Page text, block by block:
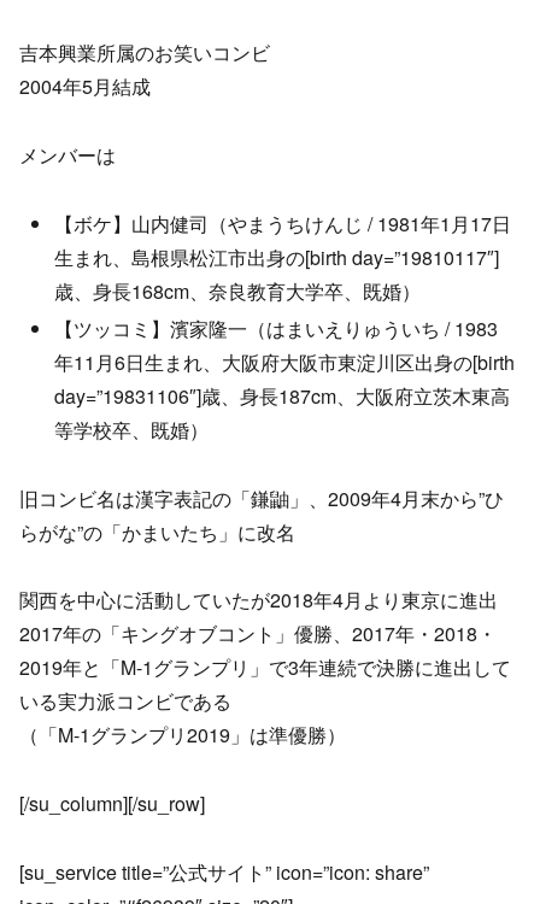
吉本興業所属のお笑いコンビ
2004年5月結成
メンバーは
【ボケ】山内健司（やまうちけんじ / 1981年1月17日
生まれ、島根県松江市出身の[birth day=”19810117″]
歳、身長168cm、奈良教育大学卒、既婚）
【ツッコミ】濱家隆一（はまいえりゅういち / 1983
年11月6日生まれ、大阪府大阪市東淀川区出身の[birth
day=”19831106″]歳、身長187cm、大阪府立茨木東高
等学校卒、既婚）
旧コンビ名は漢字表記の「鎌鼬」、2009年4月末から”ひ
らがな”の「かまいたち」に改名
関西を中心に活動していたが2018年4月より東京に進出
2017年の「キングオブコント」優勝、2017年・2018・
2019年と「M-1グランプリ」で3年連続で決勝に進出して
いる実力派コンビである
（「M-1グランプリ2019」は準優勝）
[/su_column][/su_row]
[su_service title=”公式サイト” icon=”icon: share”